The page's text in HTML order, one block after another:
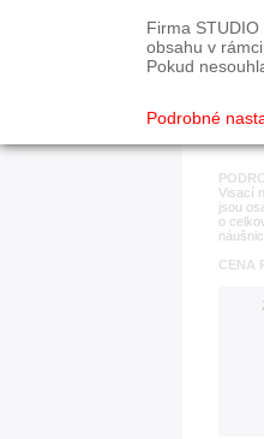
Visací
jsou
o
CENA
Firma
obsahu v
Pokud
Podrobné